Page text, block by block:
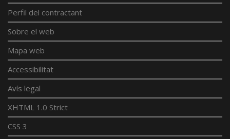
Perfil del contractant
Sobre el web
Mapa web
Accessibilitat
Avís legal
XHTML 1.0 Strict
CSS 3